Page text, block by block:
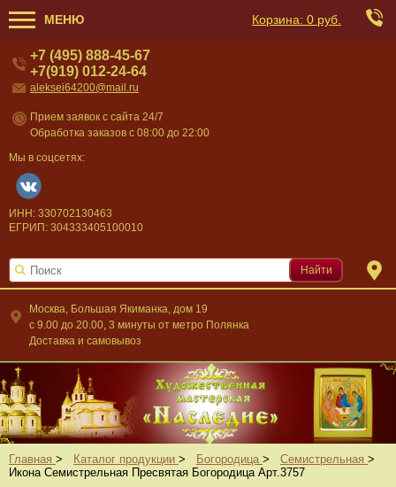
МЕНЮ Корзина: 0 руб.
Москва, Большая Якиманка, дом 19
c 9.00 до 20.00, 3 минуты от метро Полянка
Доставка и самовывоз
+7 (495) 888-45-67
+7(919) 012-24-64
aleksei64200@mail.ru
Прием заявок с сайта 24/7
Обработка заказов с 08:00 до 22:00
Мы в соцсетях:
ИНН: 330702130463
ЕГРИП: 304333405100010
Найти
Главная > Каталог продукции > Богородица > Семистрельная >
Икона Семистрельная Пресвятая Богородица Арт.3757